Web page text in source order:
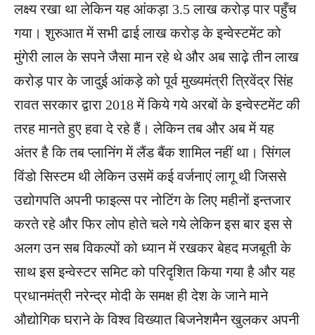
लक्ष्य रखा था लेकिन यह आंकड़ा 3.5 लाख करोड़ पार पहुँच
गया। शुरुआत में सभी ढाई लाख करोड़ के इन्वेस्टमेंट को
मुंगेरी लाल के सपने जैसा मान रहे थे और अब साढ़े तीन लाख
करोड़ पार के जादुई आंकड़े को पूर्व मुख्यमंत्री त्रिवेंद्र सिंह
रावत सरकार द्वारा 2018 में किये गये अरबों के इन्वेस्टमेंट की
तरह मानते हुए हवा दे रहे हैं। लेकिन तब और अब में यह
अंतर है कि तब प्लानिंग में लैंड बैंक शामिल नहीं था। सिंगल
विंडो सिस्टम थी लेकिन उसमें कई वर्जनाएं लागू थी जिससे
उद्योगपति अपनी फाइल्स पर नोटिंग के लिए महीनों इन्तजार
करते रहे और फिर लोप होते चले गये लेकिन इस बार इस से
अलग उन सब विकल्पों को ध्यान में रखकर बेहद मजबूती के
साथ इस इन्वेस्टर समिट को परिदृशित किया गया है और यह
प्रधानमंत्री नरेन्द्र मोदी के समक्ष ही देश के जाने माने
औद्योगिक घराने के विश्व विख्यात बिजनेशमैन खुलकर अपनी